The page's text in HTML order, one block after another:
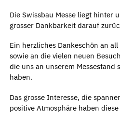
Die Swissbau Messe liegt hinter
grosser Dankbarkeit darauf
Ein herzliches Dankeschön an
sowie an die vielen neuen
die uns an unserem Messestand
haben.
Das grosse Interesse, die
positive Atmosphäre haben